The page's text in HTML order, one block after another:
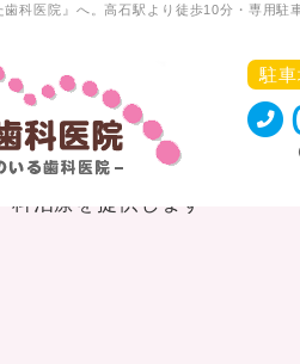
科医院』へ。高石駅より徒歩10分・専用駐
駐